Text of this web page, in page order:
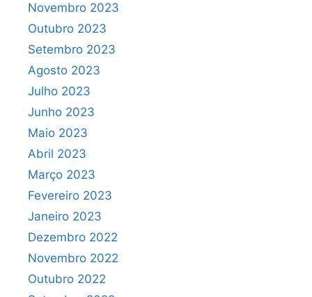
Novembro 2023
Outubro 2023
Setembro 2023
Agosto 2023
Julho 2023
Junho 2023
Maio 2023
Abril 2023
Março 2023
Fevereiro 2023
Janeiro 2023
Dezembro 2022
Novembro 2022
Outubro 2022